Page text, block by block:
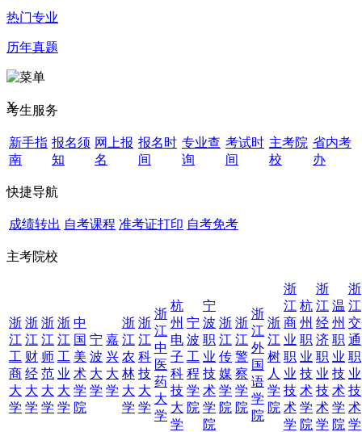
热门专业
历年真题
X
考生服务
新手指
南
报名须
知
网上报
名
报名时
间
专业查
询
考试时
间
主考院
校
省内考
办
快捷导航
成绩转出 自考课程 准考证打印 自考免考
主考院校
浙
江
工
商
大
学
浙
江
财
经
大
学
浙
江
师
范
大
学
浙
江
工
业
大
学
中
国
美
术
学
院
宁
波
大
学
嘉
兴
大
学
浙
江
农
林
大
学
浙
江
科
技
大
学
浙
江
中
医
药
大
学
杭
州
电
子
科
技
大
学
宁
波
工
程
学
院
宁
波
职
业
技
术
学
院
浙
江
传
媒
学
院
浙
江
警
察
学
院
浙
江
外
国
语
学
院
浙
江
树
人
学
院
浙
江
商
业
职
业
技
术
学
杭
州
职
业
技
术
学
院
浙
江
经
济
职
业
技
术
学
温
州
职
业
技
术
学
院
浙
江
交
通
职
业
技
术
学